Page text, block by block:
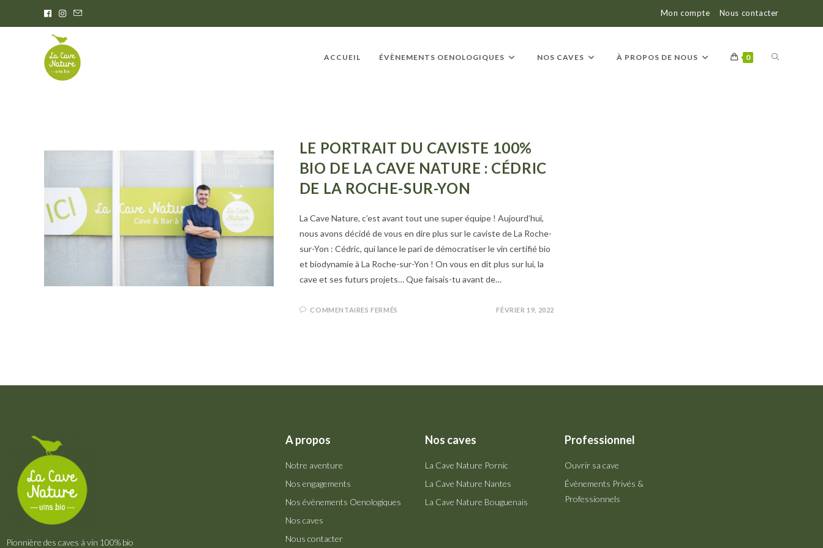
Mon compte Nous contacter
ACCUEIL ÉVÈNEMENTS OENOLOGIQUES NOS CAVES À PROPOS DE NOUS 0
LE PORTRAIT DU CAVISTE 100%
BIO DE LA CAVE NATURE : CÉDRIC
DE LA ROCHE-SUR-YON
La Cave Nature, c’est avant tout une super équipe ! Aujourd’hui,
nous avons décidé de vous en dire plus sur le caviste de La Roche-
sur-Yon : Cédric, qui lance le pari de démocratiser le vin certifié bio
et biodynamie à La Roche-sur-Yon ! On vous en dit plus sur lui, la
cave et ses futurs projets… Que faisais-tu avant de…
COMMENTAIRES FERMÉS FÉVRIER 19, 2022
Pionnière des caves à vin 100% bio
A propos
Notre aventure
Nos engagements
Nos évènements Oenologiques
Nos caves
Nous contacter
Nos caves
La Cave Nature Pornic
La Cave Nature Nantes
La Cave Nature Bouguenais
Professionnel
Ouvrir sa cave
Évènements Privés &
Professionnels